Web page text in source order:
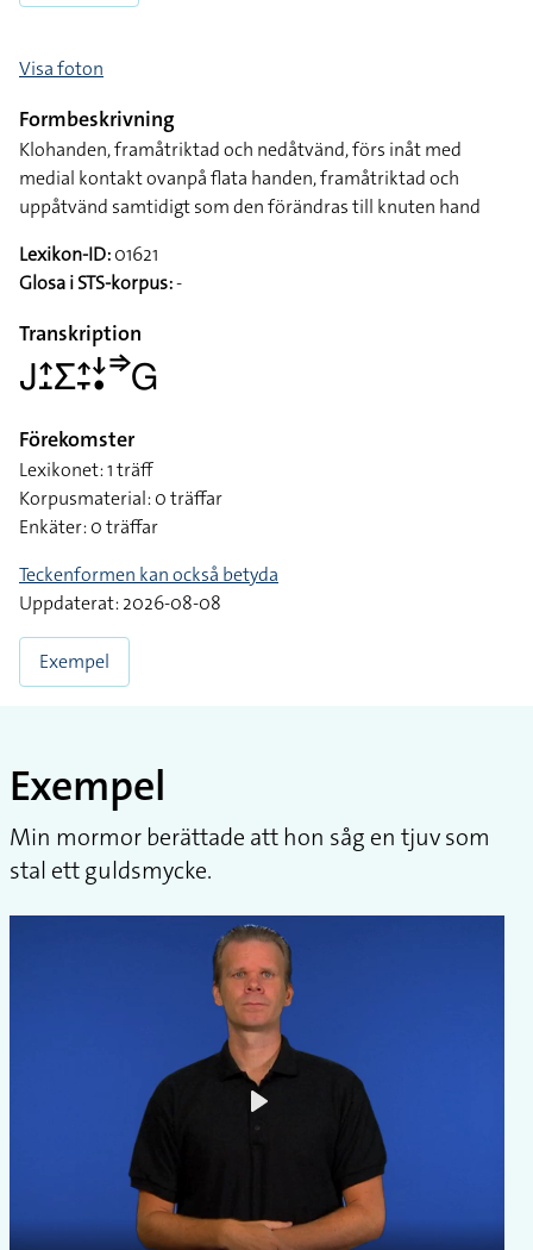
Visa foton
Formbeskrivning
Klohanden, framåtriktad och nedåtvänd, förs inåt med
medial kontakt ovanpå flata handen, framåtriktad och
uppåtvänd samtidigt som den förändras till knuten hand
Lexikon-ID:01621
Glosa i STS-korpus:-
Transkription
􌤢􌤴􌤸􌤥􌤴􌥙􌦄􌥡􌦆􌤦
Förekomster
Lexikonet: 1 träff
Korpusmaterial: 0 träffar
Enkäter: 0 träffar
Teckenformen kan också betyda
Uppdaterat: 2026-08-08
Exempel
Exempel
Min mormor berättade att hon såg en tjuv som
stal ett guldsmycke.
Play